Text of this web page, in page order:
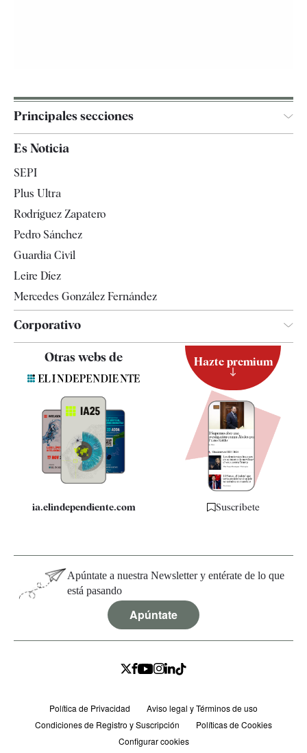
Principales secciones
España
Televisión
Es Noticia
SEPI
Plus Ultra
Rodríguez Zapatero
Pedro Sánchez
Guardia Civil
Leire Díez
Mercedes González Fernández
Corporativo
Contacto
Quiénes somos
Especificaciones
Otras webs de
ia.elindependiente.com
Hazte premium
Suscríbete
Apúntate a nuestra Newsletter y entérate de lo que
está pasando
Apúntate
Política de Privacidad
Aviso legal y Términos de uso
Condiciones de Registro y Suscripción
Políticas de Cookies
Configurar cookies